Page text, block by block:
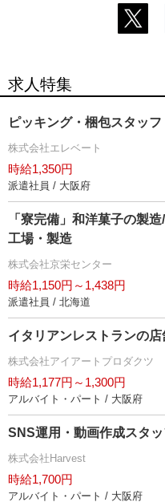
求人特集
ピッキング・梱包スタッフ
株式会社エレベート
時給1,350円
派遣社員 / 大阪府
「寮完備」和洋菓子の製
工場・製造
株式会社京栄センター
時給1,150円～1,438円
派遣社員 / 北海道
イタリアンレストランの店
株式会社アイアートプロダクツ
時給1,177円～1,300円
アルバイト・パート / 大阪府
SNS運用・動画作成スタッ
株式会社Harvest
時給1,700円
アルバイト・パート / 大阪府